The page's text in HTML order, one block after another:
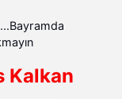
Kalkan